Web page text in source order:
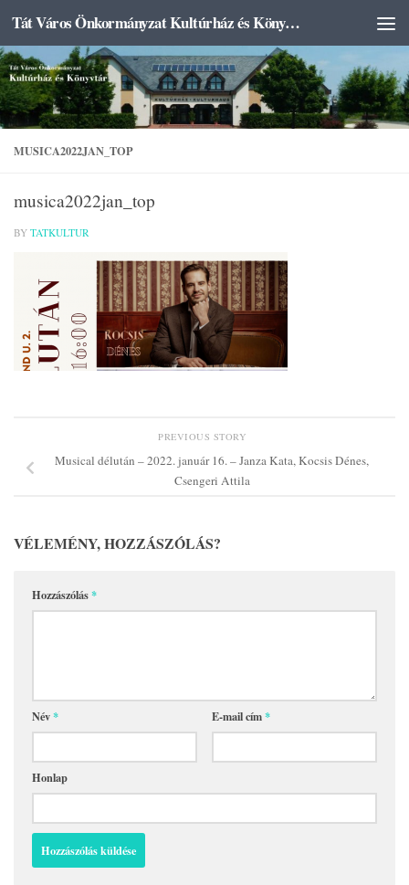
Skip to content Tát Város Önkormányzat Kultúrház és Könyvtár
MUSICA2022JAN_TOP
musica2022jan_top
BY TATKULTUR
PREVIOUS STORY
Musical délután – 2022. január 16. – Janza Kata, Kocsis Dénes,
Csengeri Attila
VÉLEMÉNY, HOZZÁSZÓLÁS?
Hozzászólás*
Név* E-mail cím*
Honlap